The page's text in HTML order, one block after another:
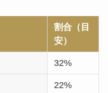
割合（目
安）
32%
22%